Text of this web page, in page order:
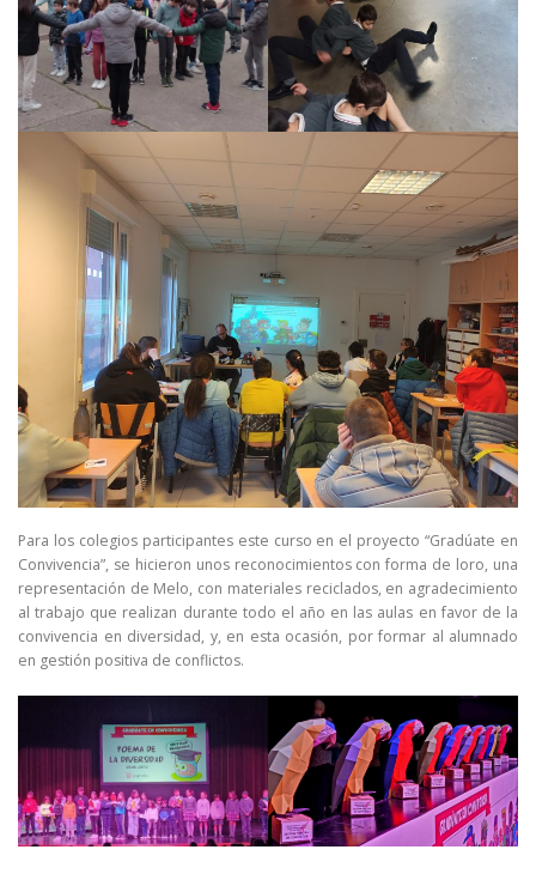
Para los colegios participantes este curso en el proyecto “Gradúate en
Convivencia”, se hicieron unos reconocimientos con forma de loro, una
representación de Melo, con materiales reciclados, en agradecimiento
al trabajo que realizan durante todo el año en las aulas en favor de la
convivencia en diversidad, y, en esta ocasión, por formar al alumnado
en gestión positiva de conflictos.